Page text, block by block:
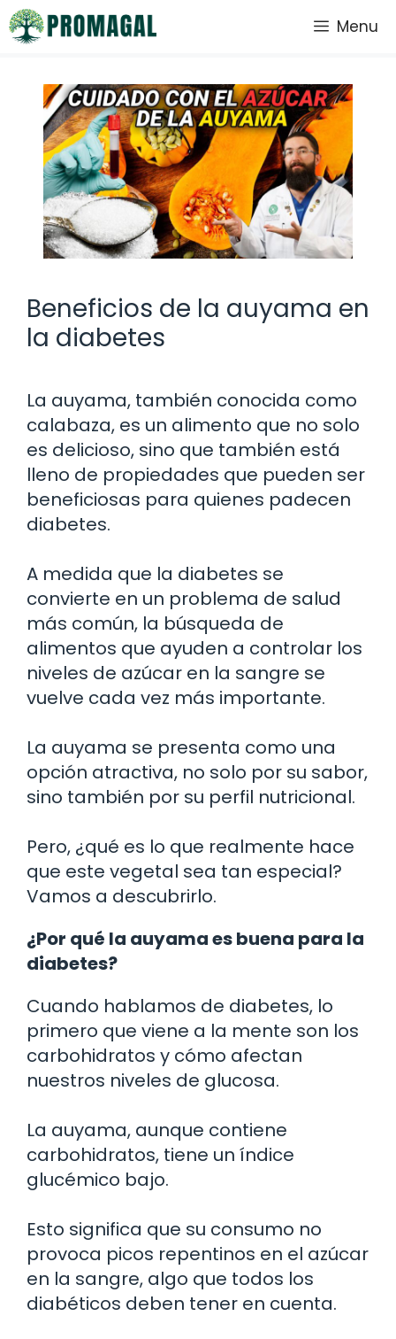
Saltar
al
Menu
Beneficios de la auyama en
la diabetes
La auyama, también conocida como
calabaza, es un alimento que no solo
es delicioso, sino que también está
lleno de propiedades que pueden ser
beneficiosas para quienes padecen
diabetes.
A medida que la diabetes se
convierte en un problema de salud
más común, la búsqueda de
alimentos que ayuden a controlar los
niveles de azúcar en la sangre se
vuelve cada vez más importante.
La auyama se presenta como una
opción atractiva, no solo por su sabor,
sino también por su perfil nutricional.
Pero, ¿qué es lo que realmente hace
que este vegetal sea tan especial?
Vamos a descubrirlo.
¿Por qué la auyama es buena para la
diabetes?
Cuando hablamos de diabetes, lo
primero que viene a la mente son los
carbohidratos y cómo afectan
nuestros niveles de glucosa.
La auyama, aunque contiene
carbohidratos, tiene un índice
glucémico bajo.
Esto significa que su consumo no
provoca picos repentinos en el azúcar
en la sangre, algo que todos los
diabéticos deben tener en cuenta.